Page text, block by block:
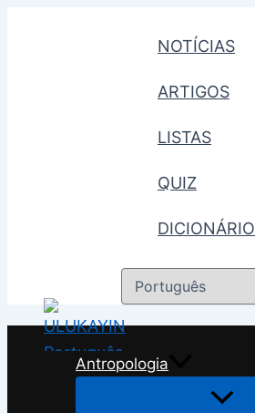
NOTÍCIAS
ARTIGOS
LISTAS
QUIZ
DICIONÁRIO
Escolha
um
Antropologia